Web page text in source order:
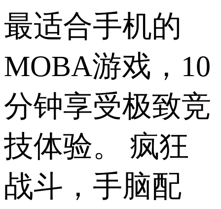
最适合手机的
MOBA游戏，10
分钟享受极致竞
技体验。 疯狂
战斗，手脑配